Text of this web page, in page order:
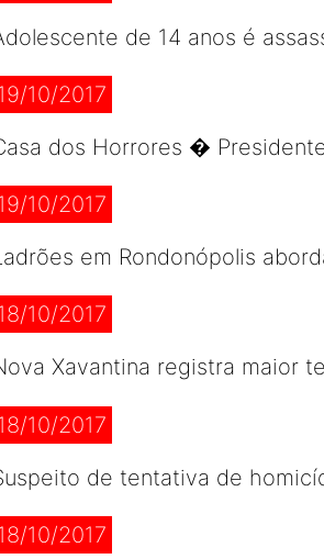
de 14 anos é
10/2017
dos Horrores �
10/2017
em Rondonópolis
10/2017
Xavantina registra maior
10/2017
de tentativa de
10/2017